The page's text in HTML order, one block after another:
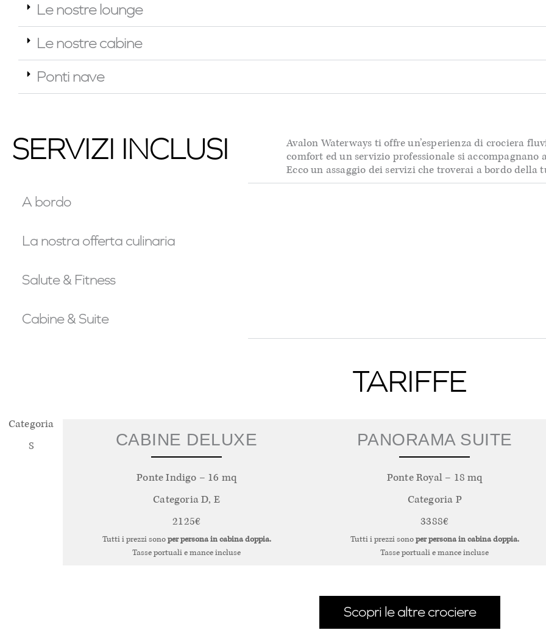
Le nostre lounge
Le nostre cabine
Ponti nave
SERVIZI INCLUSI
Avalon Waterways ti offre un’esperienza di crociera
comfort ed un servizio professionale si accompagnano
Ecco un assaggio dei servizi che troverai a bordo della
A bordo
La nostra offerta culinaria
Salute & Fitness
Cabine & Suite
TARIFFE
Categoria
S
CABINE DELUXE
Ponte Indigo – 16 mq
Categoria D, E
2125€
Tutti i prezzi sonoper persona in cabina doppia.
Tasse portuali e mance incluse
PANORAMA SUITE
Ponte Royal – 18 mq
Categoria P
3388€
Tutti i prezzi sonoper persona in cabina doppia.
Tasse portuali e mance incluse
Scopri le altre crociere